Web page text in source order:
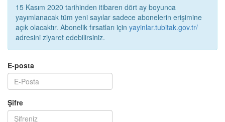
15 Kasım 2020 tarihinden itibaren dört ay boyunca
yayımlanacak tüm yeni sayılar sadece abonelerin erişimine
açık olacaktır. Abonelik fırsatları için yayinlar.tubitak.gov.tr/
adresini ziyaret edebilirsiniz.
E-posta
Şifre